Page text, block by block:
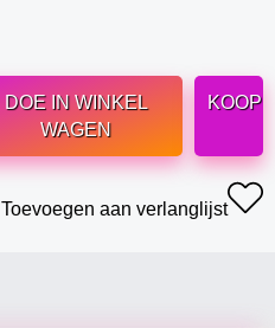
DOE IN WINKEL
WAGEN
KOOP
Toevoegen aan verlanglijst